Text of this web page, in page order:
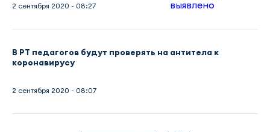
2 сентября 2020 - 08:27
В РТ педагогов будут проверять на антитела к
коронавирусу
2 сентября 2020 - 08:07